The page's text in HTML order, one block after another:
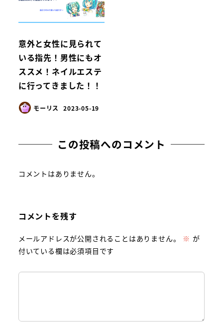
意外と女性に見られて
いる指先！男性にもオ
ススメ！ネイルエステ
に行ってきました！！
モーリス 2023-05-19
この投稿へのコメント
コメントはありません。
コメントを残す
メールアドレスが公開されることはありません。 ※ が
付いている欄は必須項目です